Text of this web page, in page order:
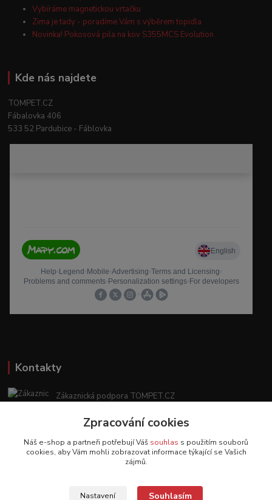
Vybíráme magnetickou vrtačku
Zima je tady - poradíme Vám s výběrem topidla
Novinka! Pokosová pila na kov S355MCS Evolution
Kde nás najdete
TOMPET.CZ
Fábalovka 406
533 52 Pardubice - Fáblovka
Kontakty
Zákaznická podpora TOMPET.CZ
(Po-Ne, 8-20 hod.)
obchod@tompet.cz
Zpracování cookies
Náš e-shop a partneři potřebují Váš souhlas s použitím souborů
cookies, aby Vám mohli zobrazovat informace týkající se Vašich
zájmů.
Nastavení Souhlasím